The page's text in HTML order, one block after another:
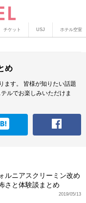
チケット USJ ホテル空室
め
ます。
皆様が知りたい話題
ルでお楽しみいただけま
ルニアスクリーミン改め
さと体験談まとめ
2019/05/13